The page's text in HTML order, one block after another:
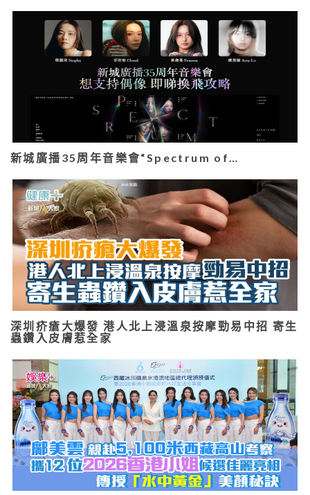
新城廣播35周年音樂會“Spectrum of…
深圳疥瘡大爆發 港人北上浸溫泉按摩勁易中招 寄生
蟲鑽入皮膚惹全家